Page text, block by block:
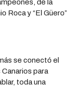
de la
Roca y “El Güero”
se conectó el
para
toda una